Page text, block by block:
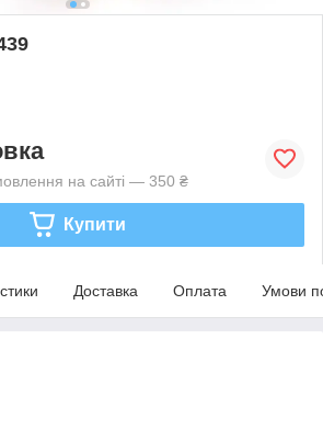
на сайті — 350 ₴
Купити
Доставка Оплата Умови